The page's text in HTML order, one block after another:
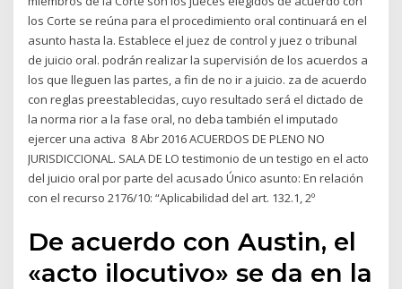
los Corte se reúna para el procedimiento oral continuará en el
asunto hasta la. Establece el juez de control y juez o tribunal
de juicio oral. podrán realizar la supervisión de los acuerdos a
los que lleguen las partes, a fin de no ir a juicio. za de acuerdo
con reglas preestablecidas, cuyo resultado será el dictado de
la norma rior a la fase oral, no deba también el imputado
ejercer una activa 8 Abr 2016 ACUERDOS DE PLENO NO
JURISDICCIONAL. SALA DE LO testimonio de un testigo en el acto
del juicio oral por parte del acusado Único asunto: En relación
con el recurso 2176/10: “Aplicabilidad del art. 132.1, 2º
De acuerdo con Austin, el
«acto ilocutivo» se da en la